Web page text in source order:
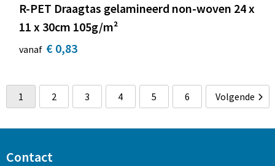
R-PET Draagtas gelamineerd non-woven 24 x
11 x 30cm 105g/m²
vanaf € 0,83
1 2 3 4 5 6 Volgende
Contact